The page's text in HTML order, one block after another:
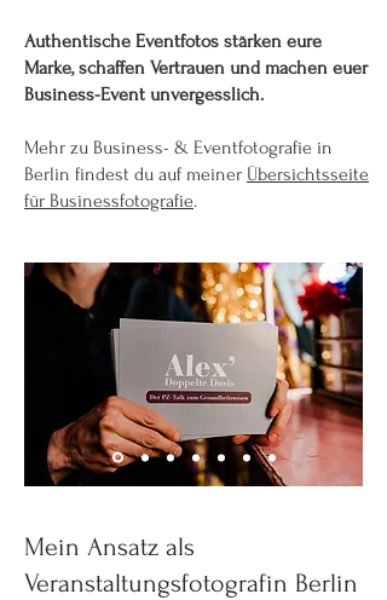
Authentische Eventfotos stärken eure
Marke, schaffen Vertrauen und machen euer
Business-Event unvergesslich.
Mehr zu Business- & Eventfotografie in
Berlin findest du auf meiner Übersichtsseite
für Businessfotografie.
Mein Ansatz als
Veranstaltungsfotografin Berlin